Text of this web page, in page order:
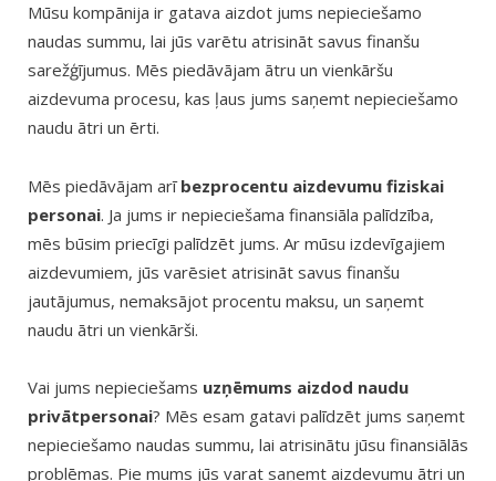
Mūsu kompānija ir gatava aizdot jums nepieciešamo
naudas summu, lai jūs varētu atrisināt savus finanšu
sarežģījumus. Mēs piedāvājam ātru un vienkāršu
aizdevuma procesu, kas ļaus jums saņemt nepieciešamo
naudu ātri un ērti.
Mēs piedāvājam arībezprocentu aizdevumu fiziskai
personai. Ja jums ir nepieciešama finansiāla palīdzība,
mēs būsim priecīgi palīdzēt jums. Ar mūsu izdevīgajiem
aizdevumiem, jūs varēsiet atrisināt savus finanšu
jautājumus, nemaksājot procentu maksu, un saņemt
naudu ātri un vienkārši.
Vai jums nepieciešams uzņēmums aizdod naudu
privātpersonai? Mēs esam gatavi palīdzēt jums saņemt
nepieciešamo naudas summu, lai atrisinātu jūsu finansiālās
problēmas. Pie mums jūs varat saņemt aizdevumu ātri un